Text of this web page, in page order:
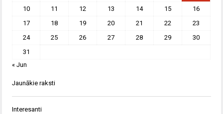
10
11 12 13 14 15
16
17
18 19 20 21 22
23
24
25 26 27 28 29
30
31
« Jun
Jaunākie raksti
Interesanti